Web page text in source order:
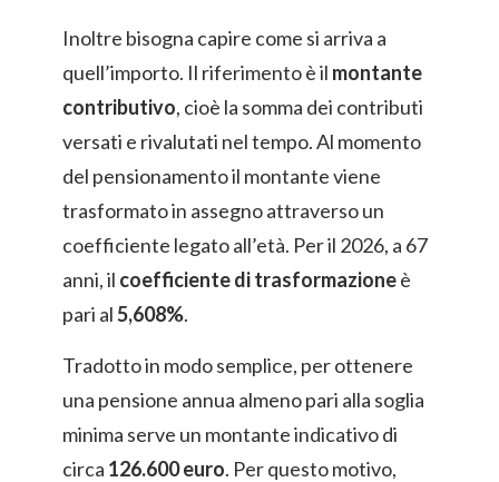
Inoltre bisogna capire come si arriva a
quell’importo. Il riferimento è il montante
contributivo, cioè la somma dei contributi
versati e rivalutati nel tempo. Al momento
del pensionamento il montante viene
trasformato in assegno attraverso un
coefficiente legato all’età. Per il 2026, a 67
anni, il coefficiente di trasformazioneè
pari al5,608%.
Tradotto in modo semplice, per ottenere
una pensione annua almeno pari alla soglia
minima serve un montante indicativo di
circa 126.600 euro. Per questo motivo,